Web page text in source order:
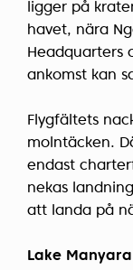
ligger på
havet, nära
Headquarters
ankomst kan
Flygfältets
molntäcken.
endast
nekas
att landa på
Lake